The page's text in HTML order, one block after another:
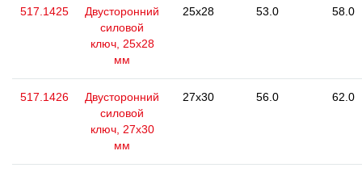
517.1425
Двусторонний
силовой
ключ, 25x28
мм
25x28 53.0 58.0
517.1426
Двусторонний
силовой
ключ, 27x30
мм
27x30 56.0 62.0